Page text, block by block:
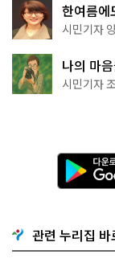
한여름
천국이네
시민기자
나의 마
상작 공
시민기자
관련 누리집 바